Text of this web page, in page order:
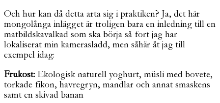
Och hur kan då detta arta sig i praktiken? Ja, det här
mongolånga inlägget är troligen bara en inledning till en
matbildskavalkad som ska börja så fort jag har
lokaliserat min kamerasladd, men såhär åt jag till
exempel idag:
Frukost: Ekologisk naturell yoghurt, müsli med bovete,
torkade fikon, havregryn, mandlar och annat smaskens
samt en skivad banan